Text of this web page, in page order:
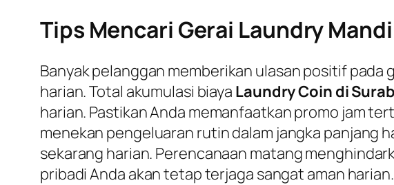
Tips Mencari Gerai Laundry
Banyak pelanggan memberikan ulasan positif
harian. Total akumulasi biaya Laundry Coin di
harian. Pastikan Anda memanfaatkan promo jam
menekan pengeluaran rutin dalam jangka panjang
sekarang harian. Perencanaan matang
pribadi Anda akan tetap terjaga sangat aman